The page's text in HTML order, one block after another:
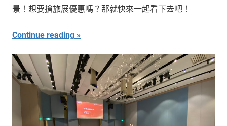
景！想要搶旅展優惠嗎？那就快來一起看下去吧！
Continue reading